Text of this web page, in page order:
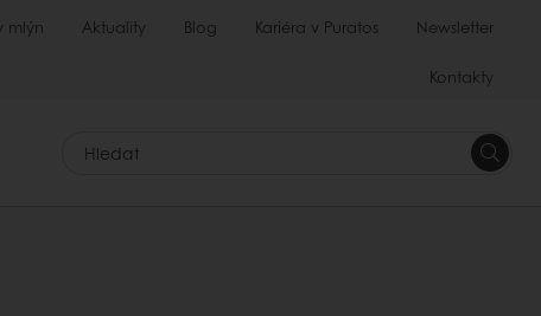
mlýn Aktuality Blog Kariéra v Puratos Newsletter
Kontakty
Hledat